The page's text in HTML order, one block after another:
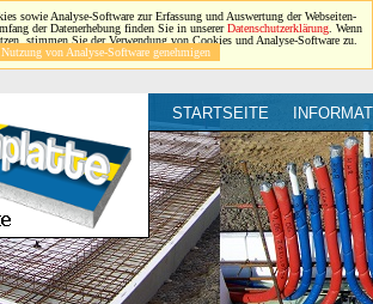
sowie Analyse-Software zur Erfassung und Auswertung der Webseiten-
der Datenerhebung finden Sie in unsererDatenschutzerklärung . Wenn
stimmen Sie der Verwendung von Cookies und Analyse-Software zu.
Nutzung von Analyse-Software genehmigen
STARTSEITE